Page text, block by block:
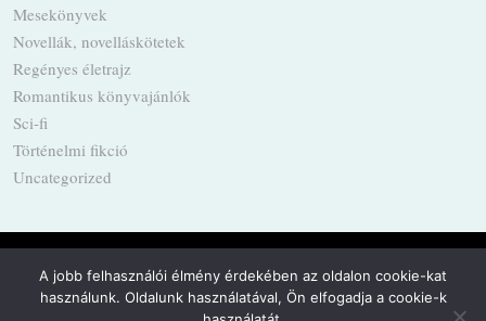
Mesekönyvek
Novellák, novelláskötetek
Regényes életrajz
Romantikus könyvajánlók
Sci-fi
Történelmi fikció
Uncategorized
Powered by WordPress ·Built withUntitled
A jobb felhasználói élmény érdekében az oldalon cookie-kat
használunk. Oldalunk használatával, Ön elfogadja a cookie-k